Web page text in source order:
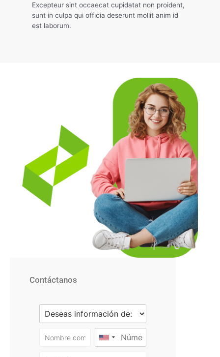
Excepteur sint occaecat cupidatat non proident,
sunt in culpa qui officia deserunt mollit anim id
est laborum.
Contáctanos